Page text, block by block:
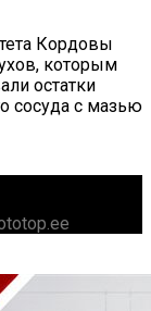
Кордовы
которым
остатки
сосуда с мазью